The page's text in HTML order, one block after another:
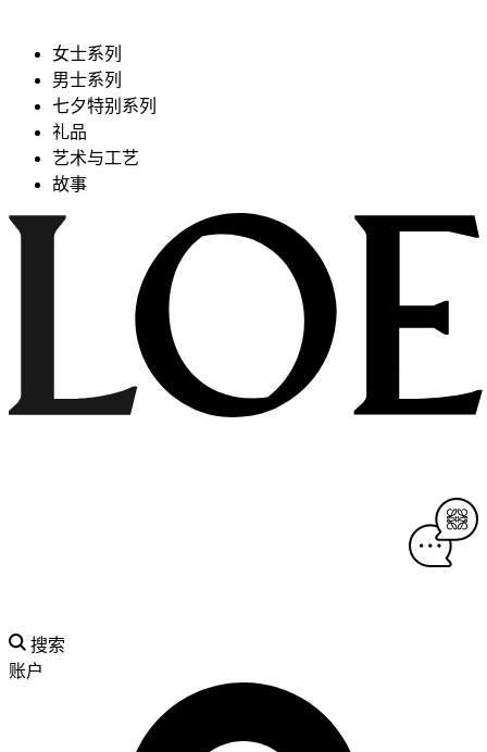
女士系列
男士系列
七夕特别系列
礼品
艺术与工艺
故事
搜索
账户